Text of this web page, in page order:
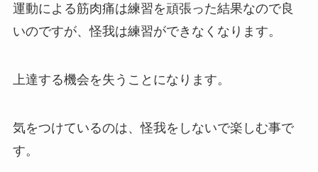
運動による筋肉痛は練習を頑張った結果なので良
いのですが、怪我は練習ができなくなります。
上達する機会を失うことになります。
気をつけているのは、怪我をしないで楽しむ事で
す。